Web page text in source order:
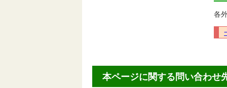
各
本ページに関する問い合わせ